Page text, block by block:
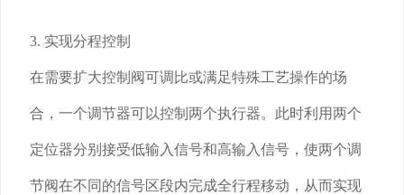
3. 实现分程控制
在需要扩大控制阀可调比或满足特殊工艺操作的场
合，一个调节器可以控制两个执行器。此时利用两个
定位器分别接受低输入信号和高输入信号，使两个调
节阀在不同的信号区段内完成全行程移动，从而实现